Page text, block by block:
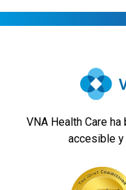
VNA Health Care
accesible